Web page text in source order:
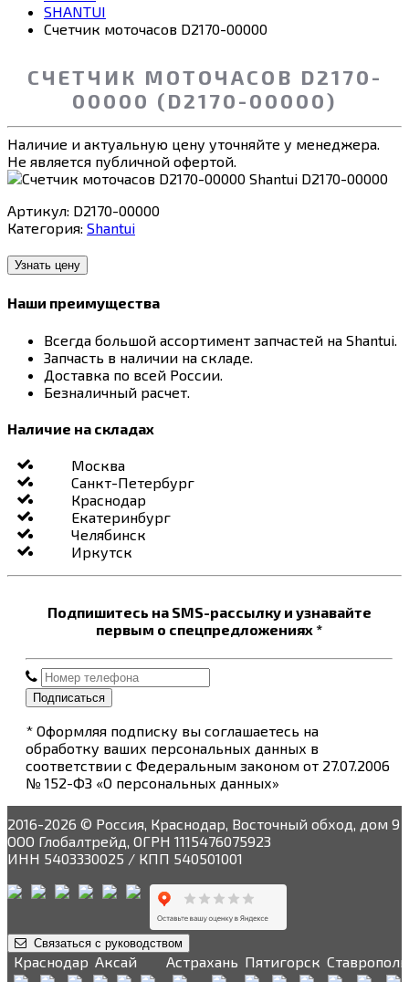
SHANTUI
Счетчик моточасов D2170-00000
СЧЕТЧИК МОТОЧАСОВ D2170-
00000 (D2170-00000)
Наличие и актуальную цену уточняйте у менеджера.
Не является публичной офертой.
Артикул: D2170-00000
Категория: Shantui
Узнать цену
Наши преимущества
Всегда большой ассортимент запчастей на Shantui.
Запчасть в наличии на складе.
Доставка по всей России.
Безналичный расчет.
Наличие на складах
Москва
Санкт-Петербург
Краснодар
Екатеринбург
Челябинск
Иркутск
Подпишитесь на SMS-рассылку и узнавайте
первым о спецпредложениях *
Подписаться
* Оформляя подписку вы соглашаетесь на
обработку ваших персональных данных в
соответствии с Федеральным законом от 27.07.2006
№ 152-ФЗ «О персональных данных»
2016-2026 © Россия, Краснодар, Восточный обход, дом 9
ООО Глобалтрейд, ОГРН 1115476075923
ИНН 5403330025 / КПП 540501001
Связаться с руководством
Краснодар Аксай Астрахань Пятигорск Ставрополь